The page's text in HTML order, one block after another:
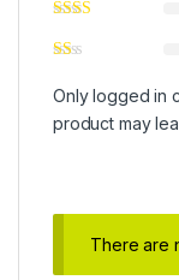
Only logged in
product may
There are